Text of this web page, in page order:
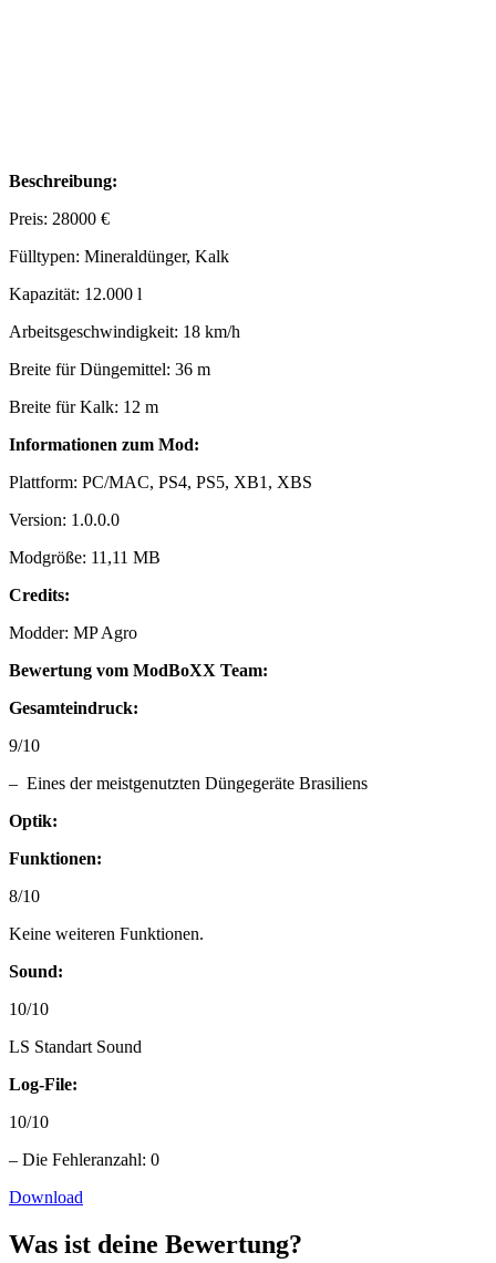
Beschreibung:
Preis: 28000 €
Fülltypen: Mineraldünger, Kalk
Kapazität: 12.000 l
Arbeitsgeschwindigkeit: 18 km/h
Breite für Düngemittel: 36 m
Breite für Kalk: 12 m
Informationen zum Mod:
Plattform: PC/MAC, PS4, PS5, XB1, XBS
Version: 1.0.0.0
Modgröße: 11,11 MB
Credits:
Modder: MP Agro
Bewertung vom ModBoXX Team:
Gesamteindruck:
9/10
– Eines der meistgenutzten Düngegeräte Brasiliens
Optik:
Funktionen:
8/10
Keine weiteren Funktionen.
Sound:
10/10
LS Standart Sound
Log-File:
10/10
– Die Fehleranzahl: 0
Download
Was ist deine Bewertung?